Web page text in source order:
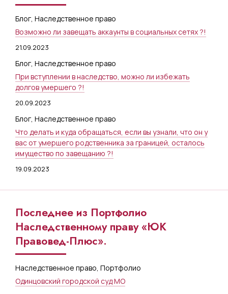
Блог, Наследственное право
Возможно ли завещать аккаунты в социальных сетях ?!
21.09.2023
Блог, Наследственное право
При вступлении в наследство, можно ли избежать
долгов умершего ?!
20.09.2023
Блог, Наследственное право
Что делать и куда обращаться, если вы узнали, что он у
вас от умершего родственника за границей, осталось
имущество по завещанию ?!
19.09.2023
Последнее из Портфолио
Наследственному праву «ЮК
Правовед-Плюс».
Наследственное право Портфолио
Одинцовский городской суд МО